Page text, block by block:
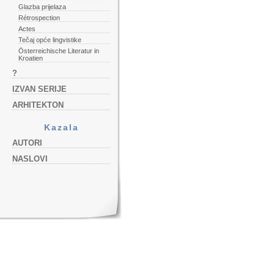
Glazba prijelaza
Rétrospection
Actes
Tečaj opće lingvistike
Österreichische Literatur in
Kroatien
?
IZVAN SERIJE
ARHITEKTON
Kazala
AUTORI
NASLOVI